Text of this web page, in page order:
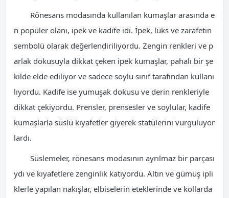
Rönesans modasında kullanılan kumaşlar arasında e
n popüler olanı, ipek ve kadife idi. İpek, lüks ve zarafetin
sembolü olarak değerlendiriliyordu. Zengin renkleri ve p
arlak dokusuyla dikkat çeken ipek kumaşlar, pahalı bir şe
kilde elde ediliyor ve sadece soylu sınıf tarafından kullanı
lıyordu. Kadife ise yumuşak dokusu ve derin renkleriyle
dikkat çekiyordu. Prensler, prensesler ve soylular, kadife
kumaşlarla süslü kıyafetler giyerek statülerini vurguluyor
lardı.
Süslemeler, rönesans modasının ayrılmaz bir parçası
ydı ve kıyafetlere zenginlik katıyordu. Altın ve gümüş ipli
klerle yapılan nakışlar, elbiselerin eteklerinde ve kollarda